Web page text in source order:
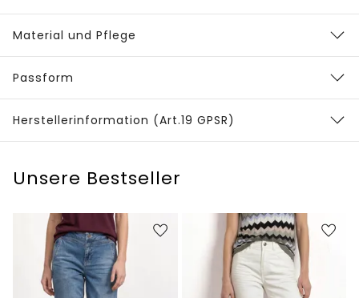
Material und Pflege
Passform
Herstellerinformation (Art.19 GPSR)
Unsere Bestseller